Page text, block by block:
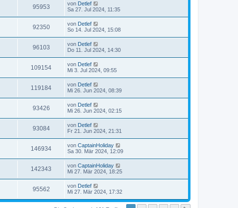
95953 von Detlef
Sa 27. Jul 2024, 11:35
92350 von Detlef
So 14. Jul 2024, 15:08
96103 von Detlef
Do 11. Jul 2024, 14:30
109154 von Detlef
Mi 3. Jul 2024, 09:55
119184 von Detlef
Mi 26. Jun 2024, 08:39
93426 von Detlef
Mi 26. Jun 2024, 02:15
93084 von Detlef
Fr 21. Jun 2024, 21:31
146934 von CaptainHoliday
Sa 30. Mär 2024, 12:09
142343 von CaptainHoliday
Mi 27. Mär 2024, 18:25
95562 von Detlef
Mi 27. Mär 2024, 17:32